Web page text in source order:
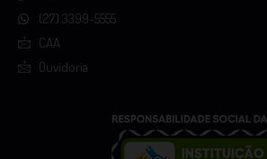
(27) 3399-5555
CAA
Ouvidoria